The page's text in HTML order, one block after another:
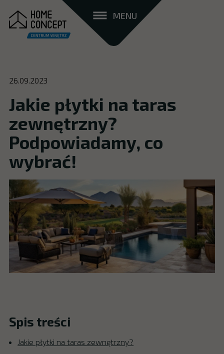
MENU
26.09.2023
Jakie płytki na taras
zewnętrzny?
Podpowiadamy, co
wybrać!
Spis treści
Jakie płytki na taras zewnętrzny?